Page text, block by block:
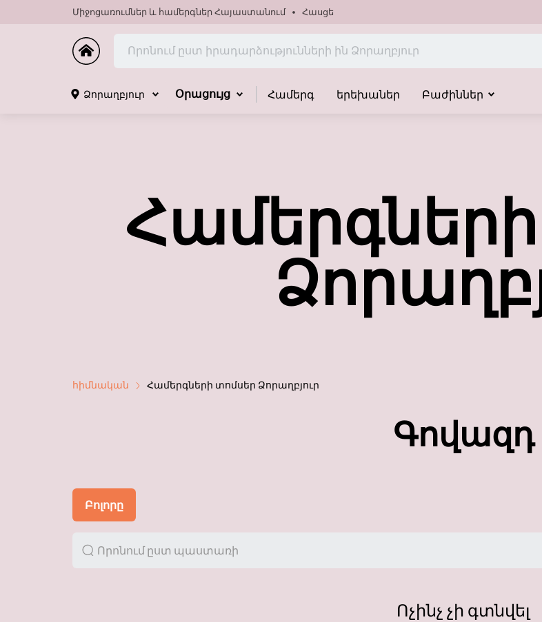
Միջոցառումներ և համերգներ Հայաստանում Հասցե
Ձորաղբյուր Օրացույց Համերգ երեխաներ Բաժիններ
հիմնական Համերգների տոմսեր Ձորաղբյուր
Գովազդ
Բոլորը
Ոչինչ չի գտնվել